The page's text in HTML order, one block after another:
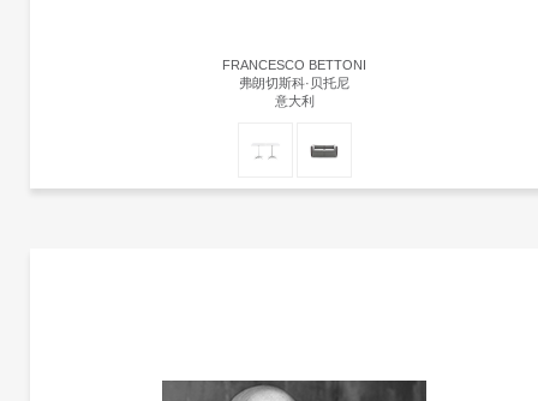
FRANCESCO BETTONI
弗朗切斯科·贝托尼
意大利